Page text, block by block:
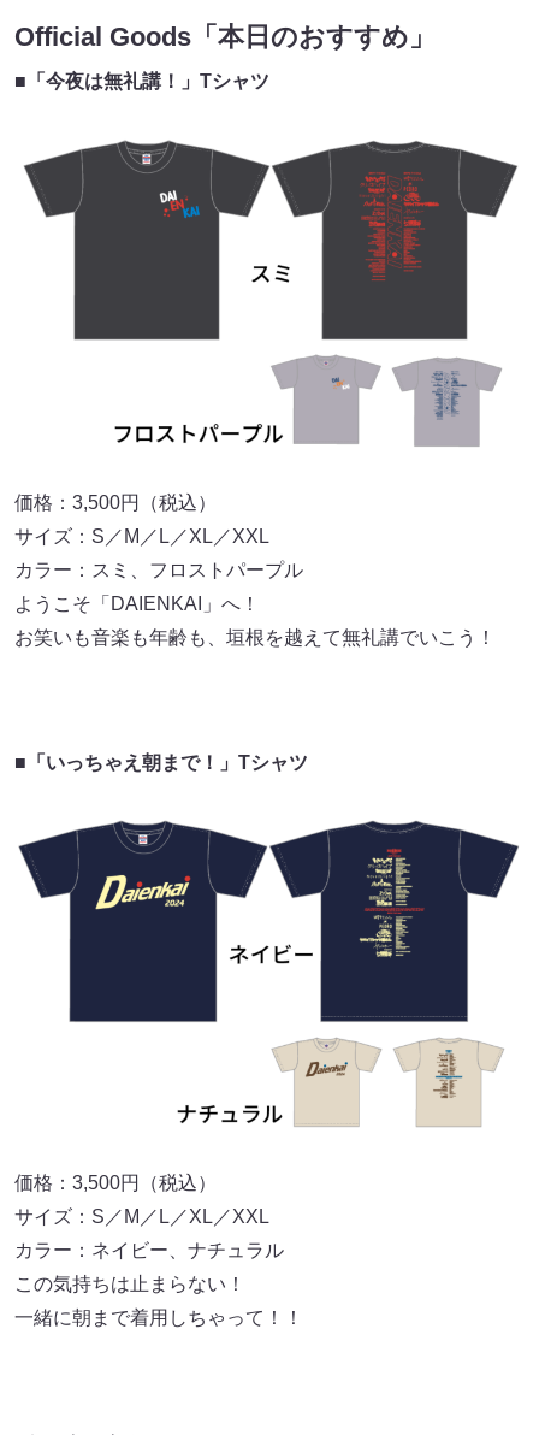
Official Goods「本日のおすすめ」
■「今夜は無礼講！」Tシャツ
価格：3,500円（税込）
サイズ：S／M／L／XL／XXL
カラー：スミ、フロストパープル
ようこそ「DAIENKAI」へ！
お笑いも音楽も年齢も、垣根を越えて無礼講でいこう！
■「いっちゃえ朝まで！」Tシャツ
価格：3,500円（税込）
サイズ：S／M／L／XL／XXL
カラー：ネイビー、ナチュラル
この気持ちは止まらない！
一緒に朝まで着用しちゃって！！